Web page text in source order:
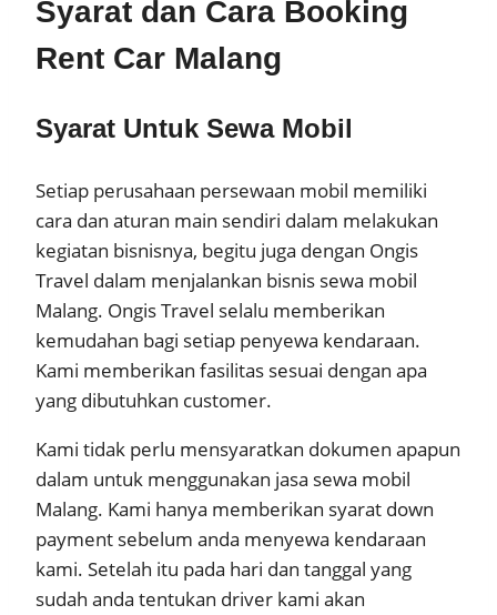
Syarat dan Cara Booking
Rent Car Malang
Syarat Untuk Sewa Mobil
Setiap perusahaan persewaan mobil memiliki
cara dan aturan main sendiri dalam melakukan
kegiatan bisnisnya, begitu juga dengan Ongis
Travel dalam menjalankan bisnis sewa mobil
Malang. Ongis Travel selalu memberikan
kemudahan bagi setiap penyewa kendaraan.
Kami memberikan fasilitas sesuai dengan apa
yang dibutuhkan customer.
Kami tidak perlu mensyaratkan dokumen apapun
dalam untuk menggunakan jasa sewa mobil
Malang. Kami hanya memberikan syarat down
payment sebelum anda menyewa kendaraan
kami. Setelah itu pada hari dan tanggal yang
sudah anda tentukan driver kami akan